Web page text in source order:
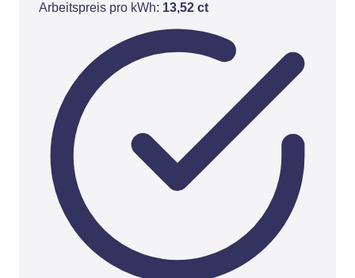
Arbeitspreis pro kWh: 13,52 ct